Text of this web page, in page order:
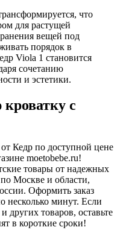
что
для растущей
вещей под
порядок в
Viola 1 становится
сочетанию
и эстетики.
с
Кедр по доступной цене
moetobebe.ru!
товары от надежных
по Москве и области,
Оформить заказ
несколько минут. Если
товаров, оставьте
в короткие сроки!